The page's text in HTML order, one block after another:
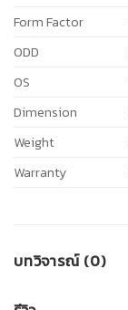
Form Factor
ODD
OS
Dimension
Weight
Warranty
บทวิจารณ์ (0)